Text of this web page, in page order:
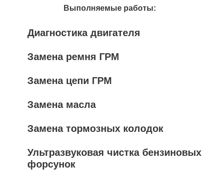
Выполняемые работы:
Диагностика двигателя
Замена ремня ГРМ
Замена цепи ГРМ
Замена масла
Замена тормозных колодок
Ультразвуковая чистка бензиновых
форсунок